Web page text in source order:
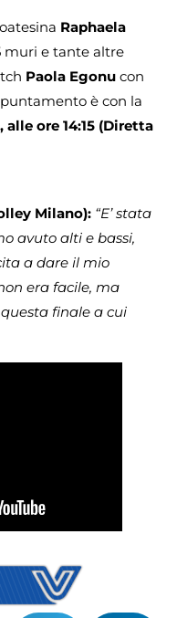
Raphaela
muri e tante altre
Paola Egonu con
è con la
ore 14:15 (Diretta
Milano): “E’ stata
avuto alti e bassi,
a dare il mio
era facile, ma
finale a cui